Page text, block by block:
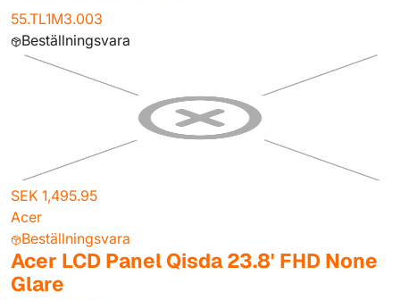
55.TL1M3.003
Beställningsvara
SEK 1,495.95
Acer
Beställningsvara
Acer LCD Panel Qisda 23.8' FHD None
Glare